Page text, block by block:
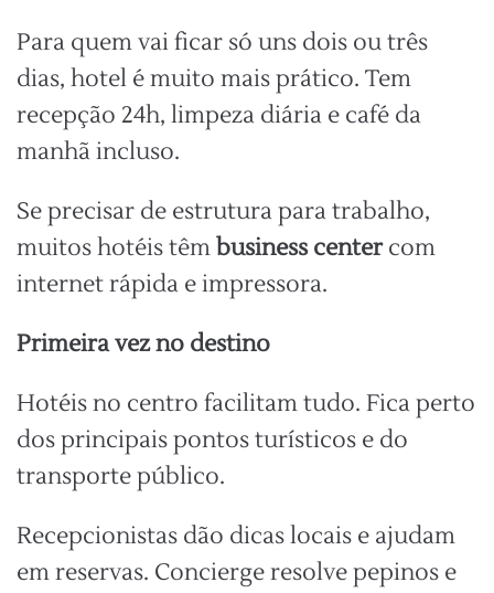
Para quem vai ficar só uns dois ou três
dias, hotel é muito mais prático. Tem
recepção 24h, limpeza diária e café da
manhã incluso.
Se precisar de estrutura para trabalho,
muitos hotéis têm business centercom
internet rápida e impressora.
Primeira vez no destino
Hotéis no centro facilitam tudo. Fica perto
dos principais pontos turísticos e do
transporte público.
Recepcionistas dão dicas locais e ajudam
em reservas. Concierge resolve pepinos e